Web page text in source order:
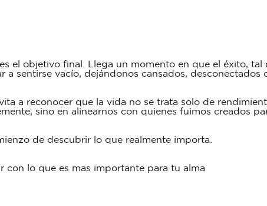
el objetivo final. Llega un momento en que el éxito,
sentirse vacío, dejándonos cansados, desconectados
a reconocer que la vida no se trata solo de
sino en alinearnos con quienes fuimos creados
de descubrir lo que realmente importa.
con lo que es mas importante para tu alma